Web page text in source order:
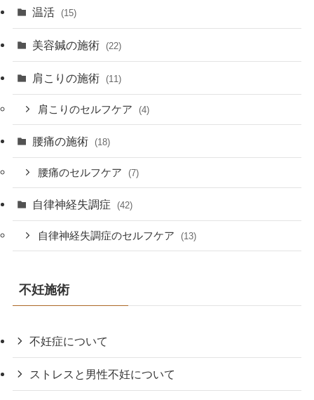
温活 (15)
美容鍼の施術 (22)
肩こりの施術 (11)
肩こりのセルフケア (4)
腰痛の施術 (18)
腰痛のセルフケア (7)
自律神経失調症 (42)
自律神経失調症のセルフケア (13)
不妊施術
不妊症について
ストレスと男性不妊について